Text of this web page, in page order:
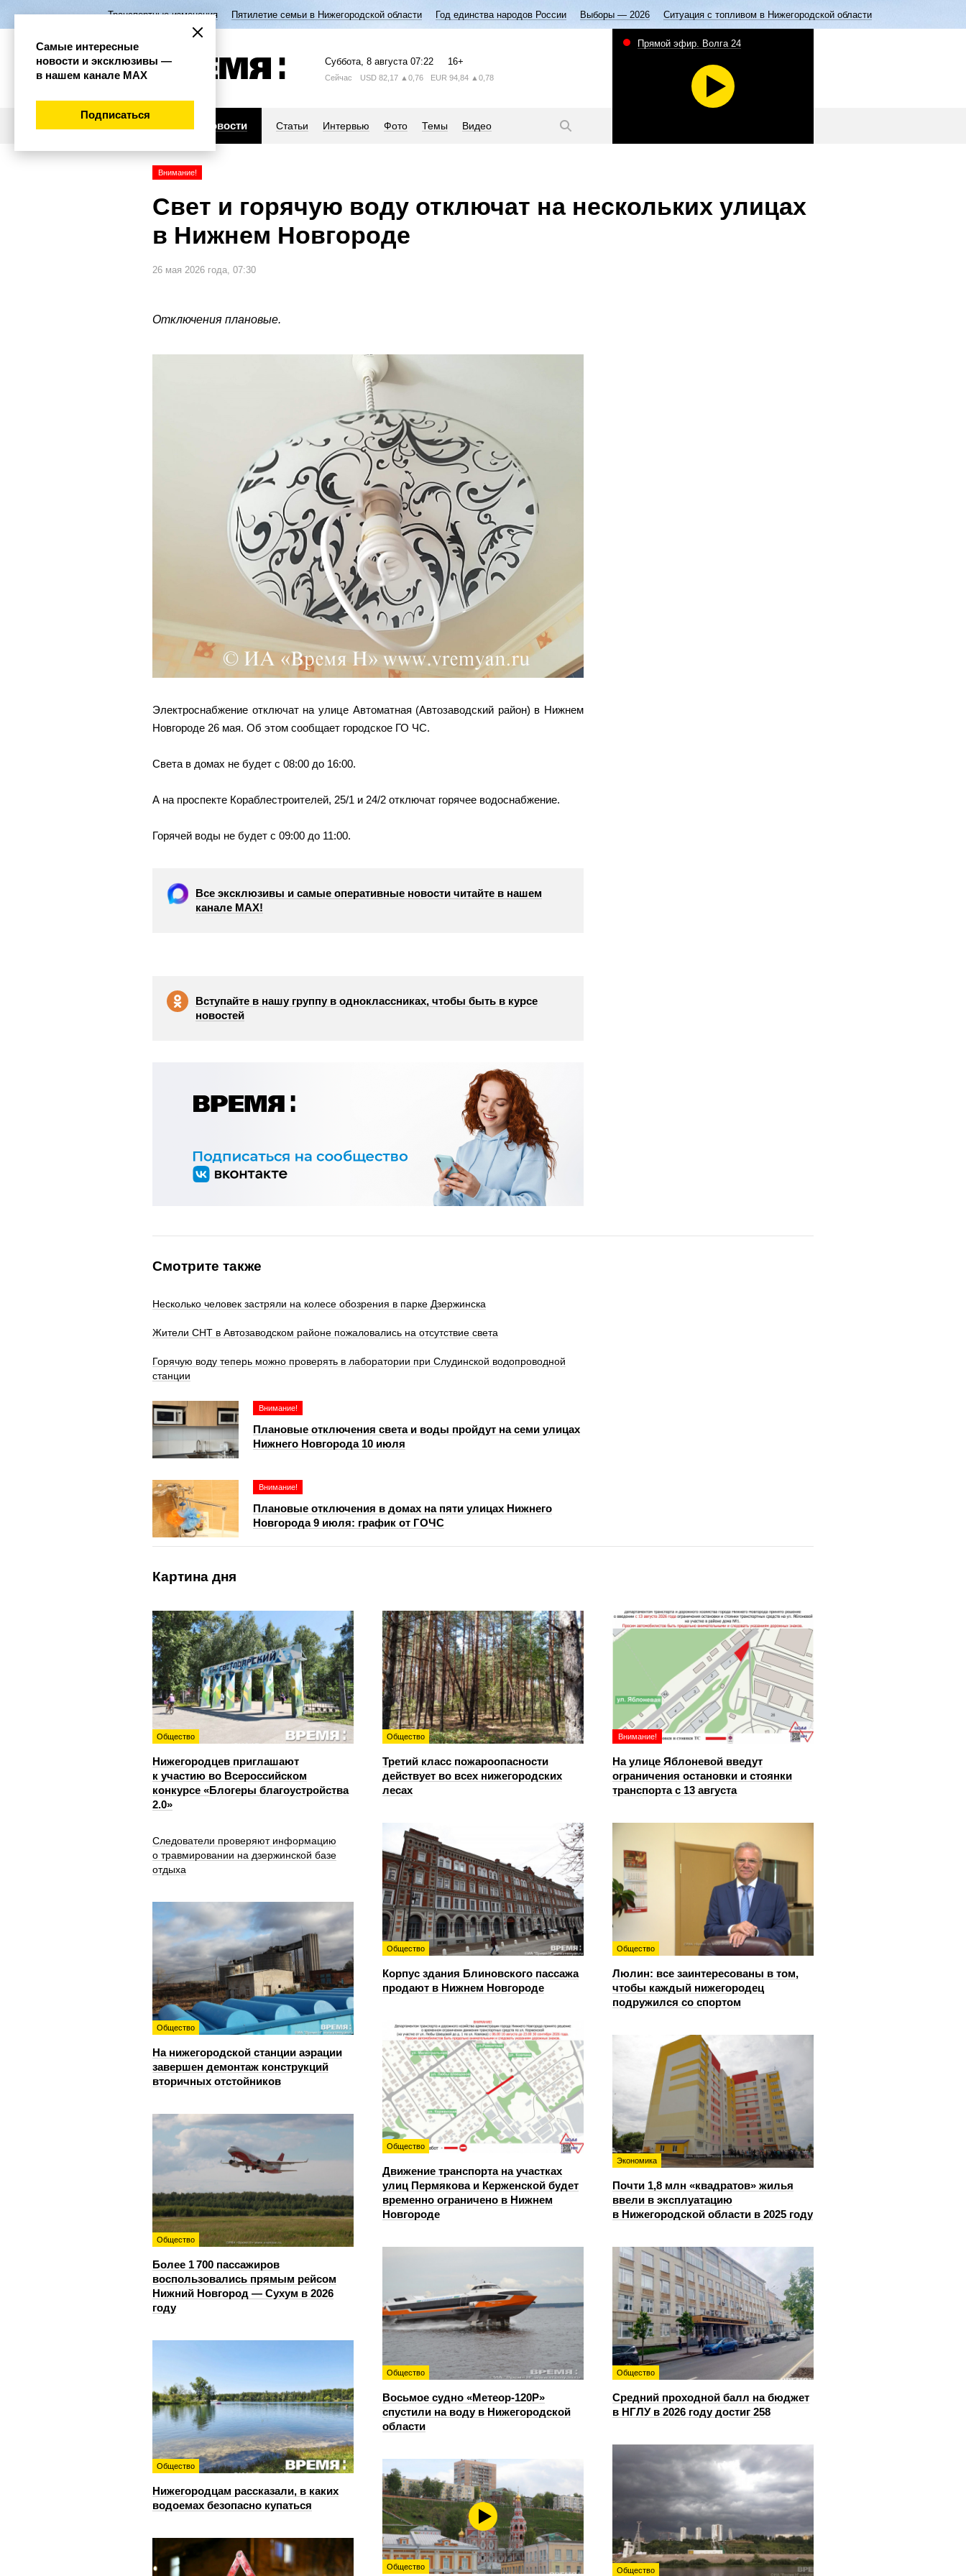
Транспортные изменения Пятилетие семьи в Нижегородской области Год единства народов России Выборы — 2026 Ситуация с топливом в Нижегородской области
Суббота, 8 августа 07:22 16+
Сейчас USD 82,17 ▲0,76 EUR 94,84 ▲0,78
Новости Статьи Интервью Фото Темы Видео
Прямой эфир. Волга 24
Внимание!
Свет и горячую воду отключат на нескольких улицах
в Нижнем Новгороде
26 мая 2026 года, 07:30
Отключения плановые.
Электроснабжение отключат на улице Автоматная (Автозаводский район) в Нижнем
Новгороде 26 мая. Об этом сообщает городское ГО ЧС.
Света в домах не будет с 08:00 до 16:00.
А на проспекте Кораблестроителей, 25/1 и 24/2 отключат горячее водоснабжение.
Горячей воды не будет с 09:00 до 11:00.
Все эксклюзивы и самые оперативные новости читайте в нашем
канале МАХ!
Вступайте в нашу группу в одноклассниках, чтобы быть в курсе
новостей
Смотрите также
Несколько человек застряли на колесе обозрения в парке Дзержинска
Жители СНТ в Автозаводском районе пожаловались на отсутствие света
Горячую воду теперь можно проверять в лаборатории при Слудинской водопроводной
станции
Внимание!
Плановые отключения света и воды пройдут на семи улицах
Нижнего Новгорода 10 июля
Внимание!
Плановые отключения в домах на пяти улицах Нижнего
Новгорода 9 июля: график от ГОЧС
Картина дня
Общество
Нижегородцев приглашают
к участию во Всероссийском
конкурсе «Блогеры благоустройства
2.0»
Общество
Третий класс пожароопасности
действует во всех нижегородских
лесах
Внимание!
На улице Яблоневой введут
ограничения остановки и стоянки
транспорта с 13 августа
Общество
Корпус здания Блиновского пассажа
продают в Нижнем Новгороде
Общество
Люлин: все заинтересованы в том,
чтобы каждый нижегородец
подружился со спортом
Следователи проверяют информацию
о травмировании на дзержинской базе
отдыха
Общество
На нижегородской станции аэрации
завершен демонтаж конструкций
вторичных отстойников
Общество
Движение транспорта на участках
улиц Пермякова и Керженской будет
временно ограничено в Нижнем
Новгороде
Экономика
Почти 1,8 млн «квадратов» жилья
ввели в эксплуатацию
в Нижегородской области в 2025 году
Общество
Более 1 700 пассажиров
воспользовались прямым рейсом
Нижний Новгород — Сухум в 2026
году
Общество
Восьмое судно «Метеор-120Р»
спустили на воду в Нижегородской
области
Общество
Средний проходной балл на бюджет
в НГЛУ в 2026 году достиг 258
Общество
Нижегородцам рассказали, в каких
водоемах безопасно купаться
Общество
Общество
Самые интересные
новости и эксклюзивы —
в нашем канале МАХ
Подписаться